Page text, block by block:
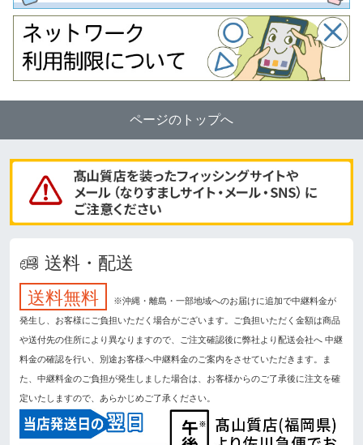
ページのトップへ
送料・配送
送料無料
※沖縄・離島・一部地域へのお届けに追加で中継料金が
発生し、お客様にご負担いただく場合がございます。ご負担いただく金額は商品
や送付先の住所により異なりますので、ご注文確認後に弊社より配送会社へ 中継
料金の確認を行い、別途お客様へ中継料金のご案内をさせていただきます。ま
た、中継料金のご負担が発生しました場合は、お客様からのご了承後に注文を確
定いたしますので、あらかじめご了承ください。